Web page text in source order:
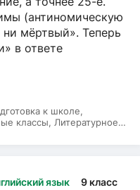
(антиномическую
мёртвый». Теперь
в ответе
к школе,
классы, Литературное
язык 9 класс